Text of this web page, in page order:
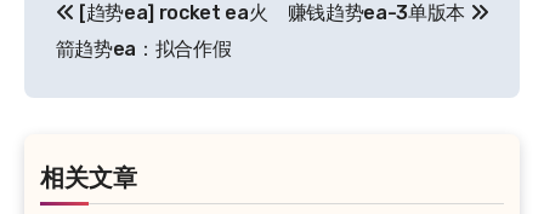
章
导
[趋势ea] rocket ea火
箭趋势ea：拟合作假
赚钱趋势ea-3单版本
相关文章